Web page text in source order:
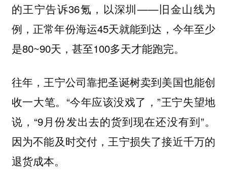
的王宁告诉36氪，以深圳——旧金山线为
例，正常年份海运45天就能到达，今年至少
是80~90天，甚至100多天才能跑完。
往年，王宁公司靠把圣诞树卖到美国也能创
收一大笔。“今年应该没戏了，”王宁失望地
说，“9月份发出去的货到现在还没有到”。
因为不能及时交付，王宁损失了接近千万的
退货成本。